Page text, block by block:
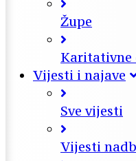
Župe
Vijesti i najave
Sve vijesti
Vijesti